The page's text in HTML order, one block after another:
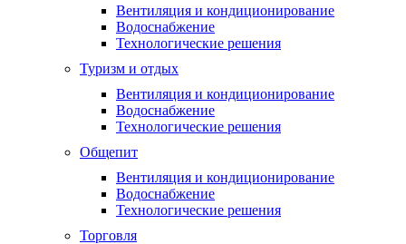
Вентиляция и кондиционирование
Водоснабжение
Технологические решения
Туризм и отдых
Вентиляция и кондиционирование
Водоснабжение
Технологические решения
Общепит
Вентиляция и кондиционирование
Водоснабжение
Технологические решения
Торговля